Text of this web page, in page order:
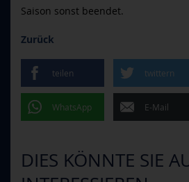
Saison sonst beendet.
Zurück
teilen twittern
WhatsApp E-Mail
DIES KÖNNTE SIE